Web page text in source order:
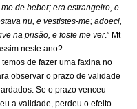
de beber; era estrangeiro, e
nu, e vestistes-me; adoeci,
na prisão, e foste me ver.” Mt
neste ano?
de fazer uma faxina no
observar o prazo de validade
Se o prazo venceu
a validade, perdeu o efeito.